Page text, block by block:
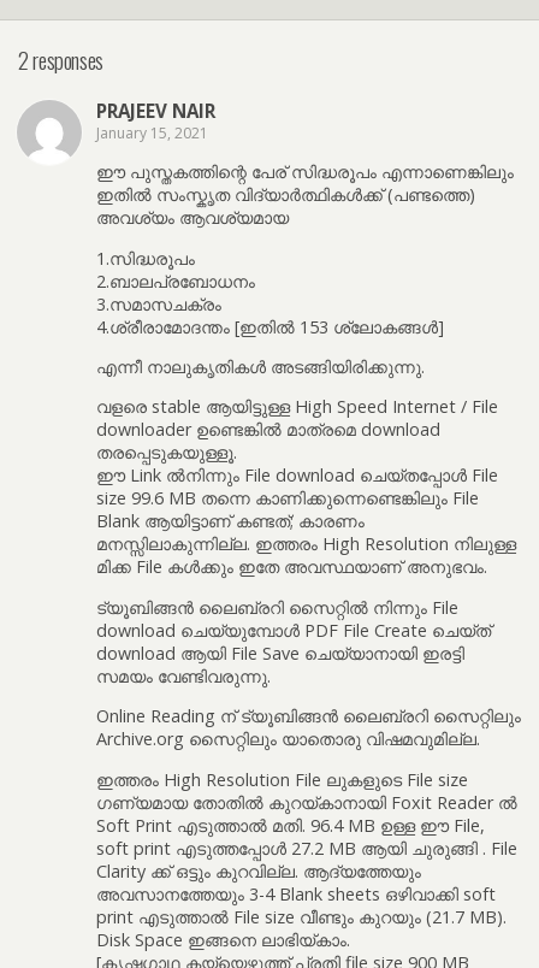
2 responses
PRAJEEV NAIR
January 15, 2021
ഈ പുസ്തകത്തിന്റെ പേര് സിദ്ധരൂപം എന്നാണെങ്കിലും
ഇതിൽ സംസ്കൃത വിദ്യാർത്ഥികൾക്ക് (പണ്ടത്തെ)
അവശ്യം ആവശ്യമായ
1.സിദ്ധരൂപം
2.ബാലപ്രബോധനം
3.സമാസചക്രം
4.ശ്രീരാമോദന്തം [ഇതിൽ 153 ശ്ലോകങ്ങൾ]
എന്നീ നാലുകൃതികൾ അടങ്ങിയിരിക്കുന്നു.
വളരെ stable ആയിട്ടുള്ള High Speed Internet / File
downloader ഉണ്ടെങ്കിൽ മാത്രമെ download
തരപ്പെടുകയുള്ളൂ.
ഈ Link ൽനിന്നും File download ചെയ്തപ്പോൾ File
size 99.6 MB തന്നെ കാണിക്കുന്നെണ്ടെങ്കിലും File
Blank ആയിട്ടാണ് കണ്ടത്; കാരണം
മനസ്സിലാകുന്നില്ല. ഇത്തരം High Resolution നിലുള്ള
മിക്ക File കൾക്കും ഇതേ അവസ്ഥയാണ് അനുഭവം.
ട്യൂബിങ്ങൻ ലൈബ്രറി സൈറ്റിൽ നിന്നും File
download ചെയ്യുമ്പോൾ PDF File Create ചെയ്ത്
download ആയി File Save ചെയ്യാനായി ഇരട്ടി
സമയം വേണ്ടിവരുന്നു.
Online Reading ന് ട്യൂബിങ്ങൻ ലൈബ്രറി സൈറ്റിലും
Archive.org സൈറ്റിലും യാതൊരു വിഷമവുമില്ല.
ഇത്തരം High Resolution File ലുകളുടെ File size
ഗണ്യമായ തോതിൽ കുറയ്കാനായി Foxit Reader ൽ
Soft Print എടുത്താൽ മതി. 96.4 MB ഉള്ള ഈ File,
soft print എടുത്തപ്പോൾ 27.2 MB ആയി ചുരുങ്ങി . File
Clarity ക്ക് ഒട്ടും കുറവില്ല. ആദ്യത്തേയും
അവസാനത്തേയും 3-4 Blank sheets ഒഴിവാക്കി soft
print എടുത്താൽ File size വീണ്ടും കുറയും (21.7 MB).
Disk Space ഇങ്ങനെ ലാഭിയ്കാം.
[കൃഷ്ണഗാഥ കയ്യെഴുത്ത് പ്രതി file size 900 MB